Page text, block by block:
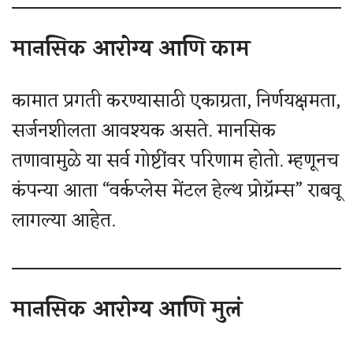
मानसिक आरोग्य आणि काम
कामात प्रगती करण्यासाठी एकाग्रता, निर्णयक्षमता,
सर्जनशीलता आवश्यक असते. मानसिक
तणावामुळे या सर्व गोष्टींवर परिणाम होतो. म्हणूनच
कंपन्या आता “वर्कप्लेस मेंटल हेल्थ प्रोग्रॅम्स” राबवू
लागल्या आहेत.
मानसिक आरोग्य आणि मुलं